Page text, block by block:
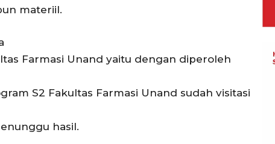
materiil.
Farmasi Unand yaitu dengan diperoleh
S2 Fakultas Farmasi Unand sudah visitasi
hasil.